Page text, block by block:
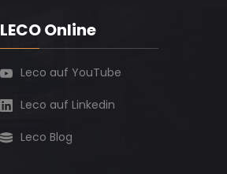
LECO Online
Leco auf YouTube
Leco auf Linkedin
Leco Blog